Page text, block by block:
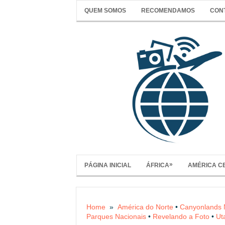
QUEM SOMOS RECOMENDAMOS
PÁGINA INICIAL ÁFRICA» AMÉRICA
Home » América do Norte • Canyonlands
Parques Nacionais • Revelando a Foto •